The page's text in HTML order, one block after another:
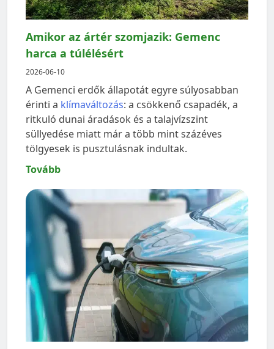
Amikor az ártér szomjazik: Gemenc
harca a túlélésért
2026-06-10
A Gemenci erdők állapotát egyre súlyosabban
érinti a klímaváltozás: a csökkenő csapadék, a
ritkuló dunai áradások és a talajvízszint
süllyedése miatt már a több mint százéves
tölgyesek is pusztulásnak indultak.
Tovább